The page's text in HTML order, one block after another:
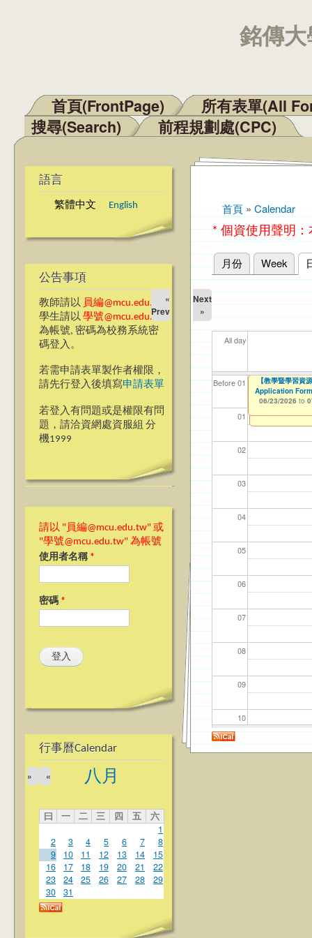
銘傳
主選單
首頁(FrontPage)
所有表單(All
搜尋(Search)
前程規劃處(CPC)
語言
繁體中文 English
公告事項
教師請以 員編@mcu.edu.tw
學生請以 學號@mcu.edu.tw
為帳號, 密碼為校務系統密
碼登入。
若需申請表單製作者權限，
請先行登入後填寫申請表單
若登入有問題或是權限有問
題，請洽資網處資服組 分
機1999
請以 "員編@mcu.edu.tw" 或
"學號@mcu.edu.tw" 為帳號
使用者名稱 *
密碼 *
行事曆Calendar
八月
«
»
曰 一 二 三 四 五
六
1
2
3 4 5 6 7
8
9
10 11 12 13 14
15
16
17 18 19 20 21
22
23
24 25 26 27 28
29
30
31
您在這裡
首頁 » Calendar
* 個資使用聲明
主要索引標籤
月份 Week
«
Prev
Next
»
All day
Before 01
01
02
03
04
05
06
07
08
09
10
11
【資網處】
整合系統～表單
03/27/2013 to
【財務處】工讀
11/12/2021to
07/31/2027
【財務處】漏打
錄
11/15/2021 to
114
04/
【學
07/
商品
11/
教務
11/
【教學暨學習資
06/23/2026to
【教學暨學習
Application
06/23/2026 to